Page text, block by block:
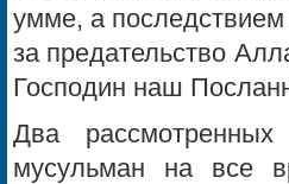
умме, а последствием
за предательство
Господин наш
Два
мусульман на все